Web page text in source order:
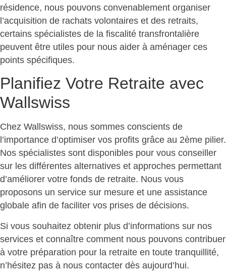
résidence, nous pouvons convenablement organiser
l’acquisition de rachats volontaires et des retraits,
certains spécialistes de la fiscalité transfrontalière
peuvent être utiles pour nous aider à aménager ces
points spécifiques.
Planifiez Votre Retraite avec
Wallswiss
Chez Wallswiss, nous sommes conscients de
l’importance d’optimiser vos profits grâce au 2ème pilier.
Nos spécialistes sont disponibles pour vous conseiller
sur les différentes alternatives et approches permettant
d’améliorer votre fonds de retraite. Nous vous
proposons un service sur mesure et une assistance
globale afin de faciliter vos prises de décisions.
Si vous souhaitez obtenir plus d’informations sur nos
services et connaître comment nous pouvons contribuer
à votre préparation pour la retraite en toute tranquillité,
n’hésitez pas à nous contacter dès aujourd’hui.